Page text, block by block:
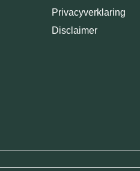
Privacyverklaring
Disclaimer